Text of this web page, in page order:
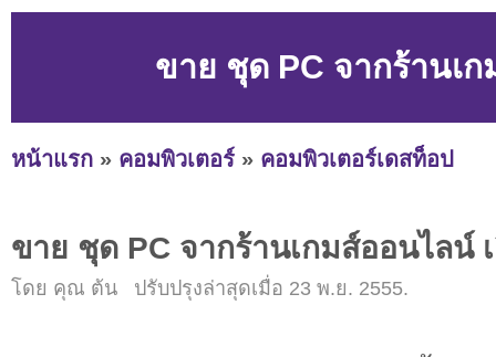
ขาย ชุด PC จากร้านเ
หน้าแรก » คอมพิวเตอร์ » คอมพิวเตอร์เดสท็อป
ขาย ชุด PC จากร้านเกมส์ออนไลน์
โดย คุณ ต้น ปรับปรุงล่าสุดเมื่อ 23 พ.ย. 2555.